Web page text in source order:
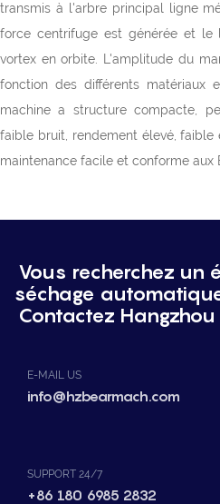
transmis à l'arbre principal ligne
force centrifuge est générée et
vortex en orbite. L'amplitude du
fonction des différents
machine a structure compacte,
faible bruit, rendement élevé, faible
maintenance facile et conforme aux
Vous recherchez un
séchage
Contactez
E-MAIL US
info@hzbearmach.com
SUPPORT 24/7
+86 180 6985 2832